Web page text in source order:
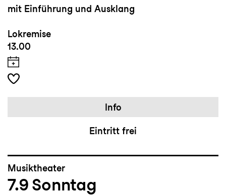
mit Einführung und Ausklang
Lokremise
13.00
Info
Eintritt frei
Musiktheater
7.9 Sonntag